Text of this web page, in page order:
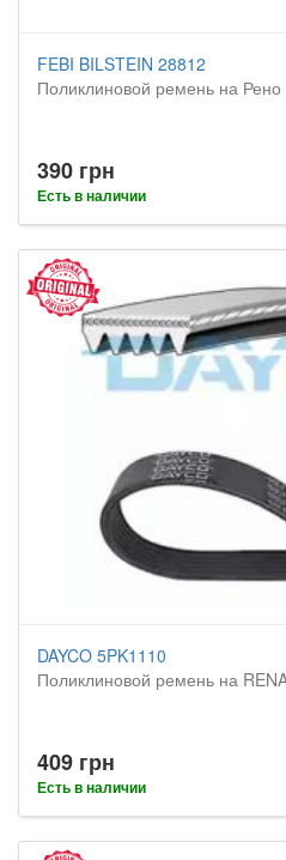
FEBI BILSTEIN 28812
Поликлиновой ремень на
390 грн
Есть в наличии
DAYCO 5PK1110
Поликлиновой ремень на
409 грн
Есть в наличии